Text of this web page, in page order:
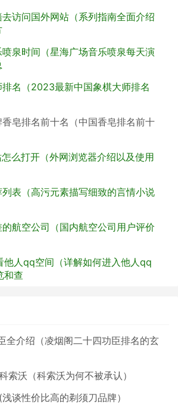
访问国外网站（系列指南全面介绍
泉时间（星海广场音乐喷泉每天演
名（2023最新中国象棋大师排名
皂排名前十名（中国香皂排名前十
么打开（外网浏览器介绍以及使用
表（高污元素描写细致的言情小说
航空公司（国内航空公司用户评价
他人qq空间（详解如何进入他人qq
和查
全介绍（凌烟阁二十四功臣排名的玄
索沃（科索沃为何不被承认）
谈性价比高的剃须刀品牌）